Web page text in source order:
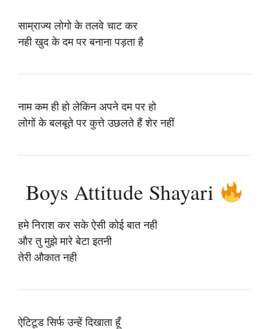
साम्राज्य लोगो के तलवे चाट कर
नही खुद के दम पर बनाना पड़ता है
नाम कम ही हो लेकिन अपने दम पर हो
लोगों के बलबूते पर कुत्ते उछलते हैं शेर नहीं
Boys Attitude Shayari
हमे निराश कर सके ऐसी कोई बात नही
और तु मुझे मारे बेटा इतनी
तेरी औकात नही
ऐटिटूड सिर्फ उन्हें दिखाता हूँ